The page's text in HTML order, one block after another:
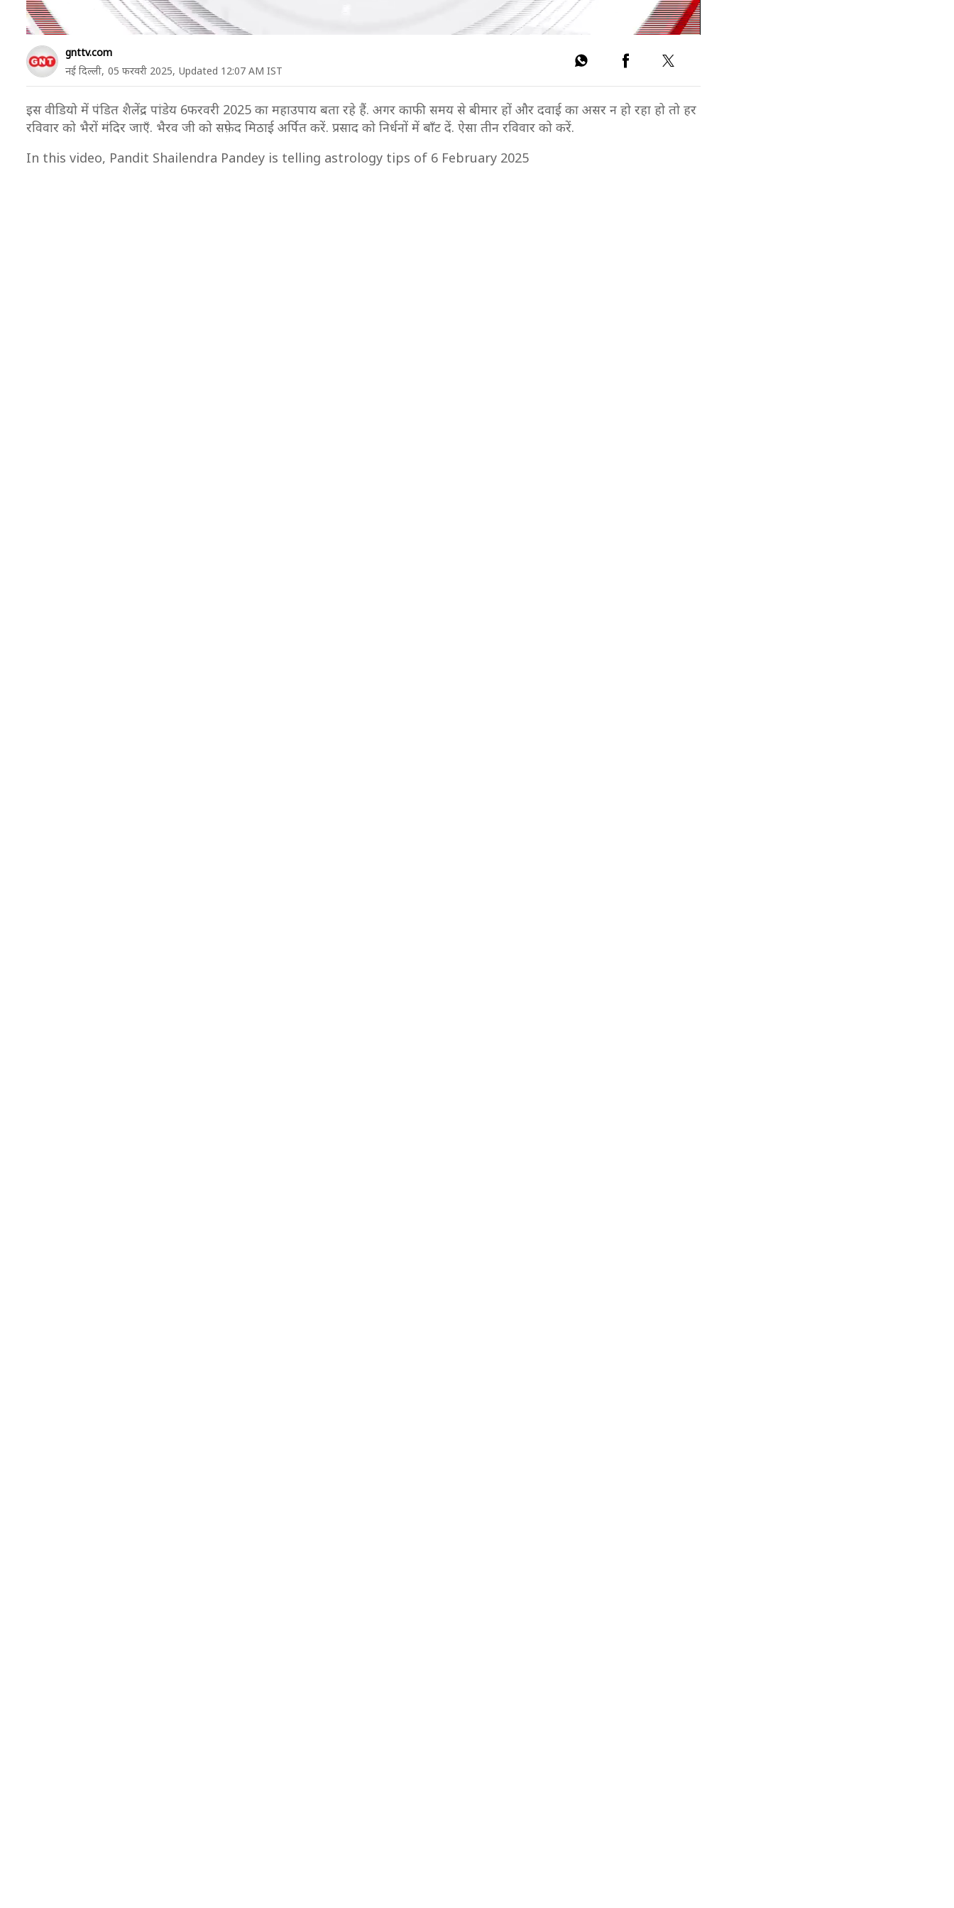
gnttv.com
नई दिल्ली, 05 फरवरी 2025, Updated 12:07 AM IST
इस वीडियो में पंडित शैलेंद्र पांडेय 6फरवरी 2025 का महाउपाय बता रहे हैं. अगर काफी समय से बीमार हों और दवाई का असर न हो रहा हो तो हर
रविवार को भैरों मंदिर जाएँ. भैरव जी को सफ़ेद मिठाई अर्पित करें. प्रसाद को निर्धनों में बाँट दें. ऐसा तीन रविवार को करें.
In this video, Pandit Shailendra Pandey is telling astrology tips of 6 February 2025